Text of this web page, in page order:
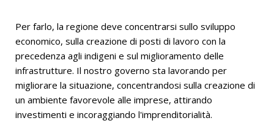
Per farlo, la regione deve concentrarsi sullo sviluppo
economico, sulla creazione di posti di lavoro con la
precedenza agli indigeni e sul miglioramento delle
infrastrutture. Il nostro governo sta lavorando per
migliorare la situazione, concentrandosi sulla creazione di
un ambiente favorevole alle imprese, attirando
investimenti e incoraggiando l'imprenditorialità.